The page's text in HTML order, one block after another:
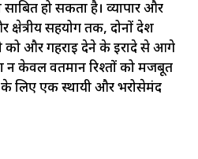
हो सकता है। व्यापार और
सहयोग तक, दोनों देश
को और गहराई देने के इरादे से आगे
न केवल वर्तमान रिश्तों को मजबूत
लिए एक स्थायी और भरोसेमंद